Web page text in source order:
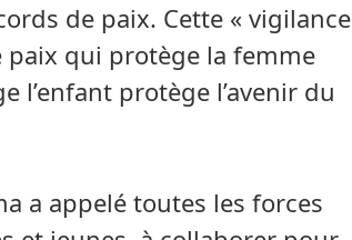
de paix. Cette « vigilance
paix qui protège la femme
l’enfant protège l’avenir du
a appelé toutes les forces